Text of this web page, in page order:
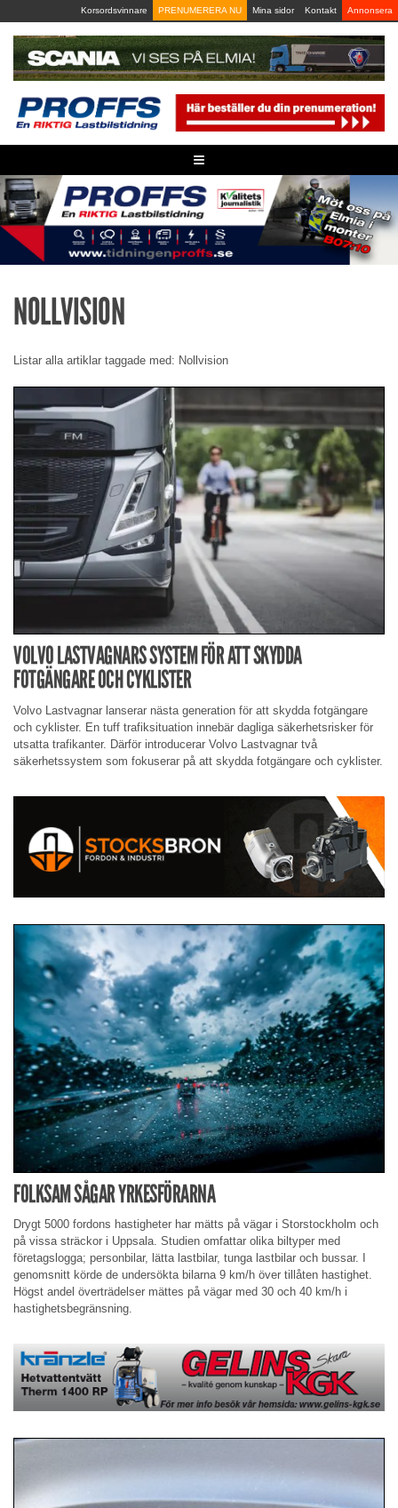
to
content
Korsordsvinnare PRENUMERERA NU Mina sidor Kontakt Annonsera
≡
NOLLVISION
Listar alla artiklar taggade med: Nollvision
VOLVO LASTVAGNARS SYSTEM FÖR ATT SKYDDA
FOTGÄNGARE OCH CYKLISTER
Volvo Lastvagnar lanserar nästa generation för att skydda fotgängare
och cyklister. En tuff trafiksituation innebär dagliga säkerhetsrisker för
utsatta trafikanter. Därför introducerar Volvo Lastvagnar två
säkerhetssystem som fokuserar på att skydda fotgängare och cyklister.
FOLKSAM SÅGAR YRKESFÖRARNA
Drygt 5000 fordons hastigheter har mätts på vägar i Storstockholm och
på vissa sträckor i Uppsala. Studien omfattar olika biltyper med
företagslogga; personbilar, lätta lastbilar, tunga lastbilar och bussar. I
genomsnitt körde de undersökta bilarna 9 km/h över tillåten hastighet.
Högst andel överträdelser mättes på vägar med 30 och 40 km/h i
hastighetsbegränsning.